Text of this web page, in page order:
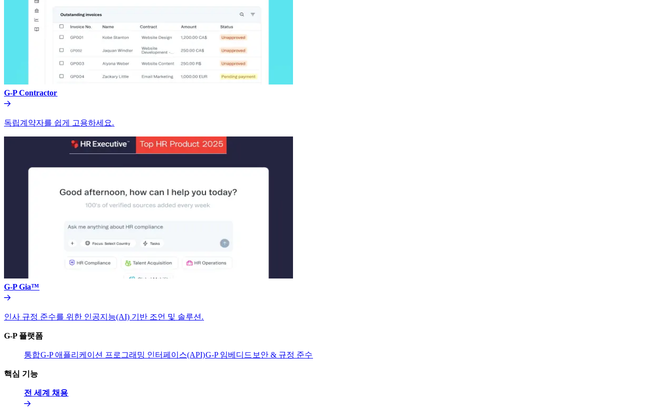
G-P Contractor​​
독립계약자를 쉽게 고용하세요.​​
G-P Gia™​​
인사 규정 준수를 위한 인공지능(AI) 기반 조언 및 솔루션.​​
G-P 플랫폼​​
통합​​G-P 애플리케이션 프로그래밍 인터페이스(API)​​G-P 임베디드​​ 보안 & 규정 준수​​
핵심 기능​​
전 세계 채용​​